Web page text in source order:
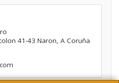
41-43 Naron, A Coruña